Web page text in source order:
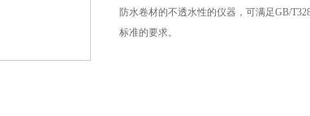
防水卷材的不透水性的仪器，可满足GB/
标准的要求。